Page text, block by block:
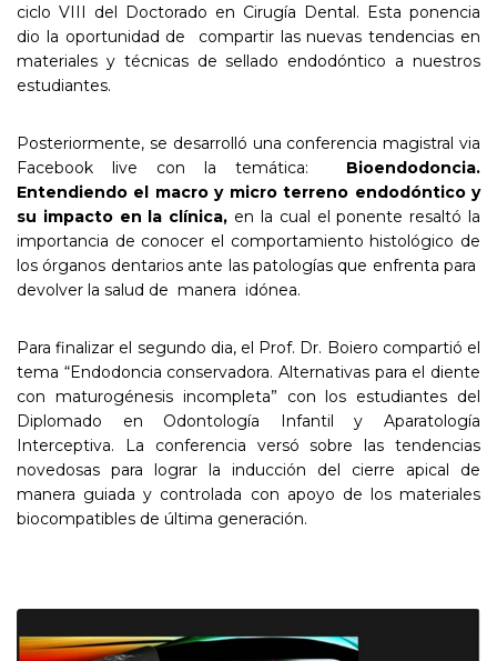
ciclo VIII del Doctorado en Cirugía Dental. Esta ponencia
dio la oportunidad de compartir las nuevas tendencias en
materiales y técnicas de sellado endodóntico a nuestros
estudiantes.
Posteriormente, se desarrolló una conferencia magistral via
Facebook live con la temática: Bioendodoncia.
Entendiendo el macro y micro terreno endodóntico y
su impacto en la clínica, en la cual el ponente resaltó la
importancia de conocer el comportamiento histológico de
los órganos dentarios ante las patologías que enfrenta para
devolver la salud de manera idónea.
Para finalizar el segundo dia, el Prof. Dr. Boiero compartió el
tema “Endodoncia conservadora. Alternativas para el diente
con maturogénesis incompleta” con los estudiantes del
Diplomado en Odontología Infantil y Aparatología
Interceptiva. La conferencia versó sobre las tendencias
novedosas para lograr la inducción del cierre apical de
manera guiada y controlada con apoyo de los materiales
biocompatibles de última generación.